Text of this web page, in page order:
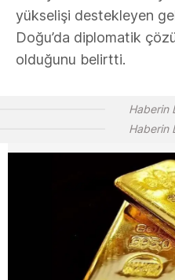
yükselişi destekleyen
Doğu’da diplomatik
olduğunu belirtti.
Haberin
Haberin